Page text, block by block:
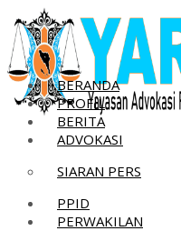
Skip
to
content
BERANDA
PROFIL
BERITA
ADVOKASI
SIARAN PERS
PPID
PERWAKILAN